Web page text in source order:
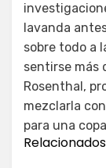
lavanda
sobre todo a
sentirse más
Rosenthal,
mezclarla
para una
Relacionados